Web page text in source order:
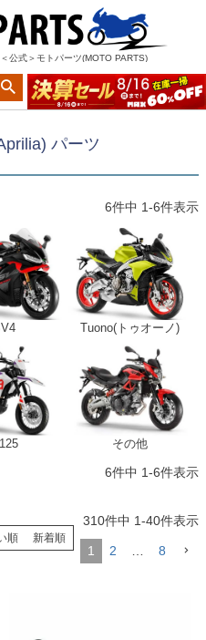
公式＞モトパーツ(MOTO PARTS)
パーツ
6件中 1-6件表示
Tuono(トゥオーノ)
その他
6件中 1-6件表示
順 新着順
310件中 1-40件表示
1 2 8